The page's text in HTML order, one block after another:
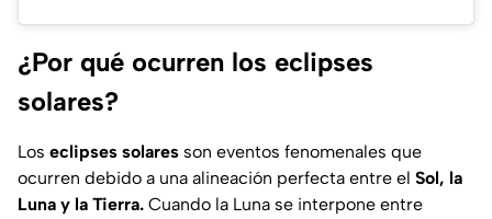
¿Por qué ocurren los eclipses
solares?
Los eclipses solares son eventos fenomenales que
ocurren debido a una alineación perfecta entre el Sol, la
Luna y la Tierra. Cuando la Luna se interpone entre